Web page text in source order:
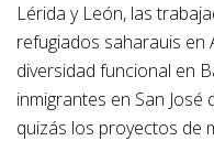
Lérida y León, las
refugiados saharauis en
diversidad funcional en
inmigrantes en San José
quizás los proyectos de